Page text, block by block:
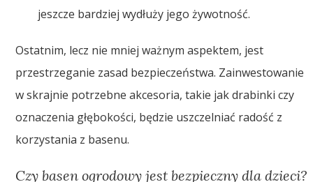
jeszcze bardziej wydłuży jego żywotność.
Ostatnim, lecz nie mniej ważnym aspektem, jest
przestrzeganie zasad bezpieczeństwa. Zainwestowanie
w skrajnie potrzebne akcesoria, takie jak drabinki czy
oznaczenia głębokości, będzie uszczelniać radość z
korzystania z basenu.
Czy basen ogrodowy jest bezpieczny dla dzieci?